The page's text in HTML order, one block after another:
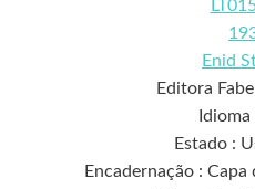
Enid
Editora
Idioma
Estado :
Encadernação :